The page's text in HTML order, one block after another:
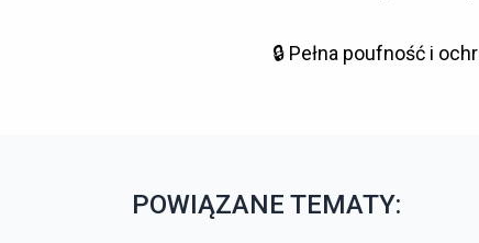
🔒 Pełna poufność i
POWIĄZANE TEMATY: